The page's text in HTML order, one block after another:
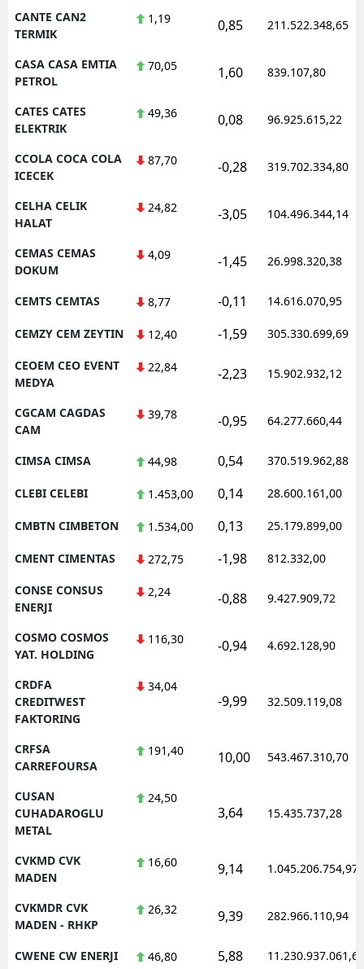
CANTE CAN2
TERMIK
1,19 0,85 211.522.348,65
CASA CASA EMTIA
PETROL
70,05 1,60 839.107,80
CATES CATES
ELEKTRIK
49,36 0,08 96.925.615,22
CCOLA COCA COLA
ICECEK
87,70 -0,28 319.702.334,80
CELHA CELIK
HALAT
24,82 -3,05 104.496.344,14
CEMAS CEMAS
DOKUM
4,09 -1,45 26.998.320,38
CEMTS CEMTAS 8,77 -0,11 14.616.070,95
CEMZY CEM ZEYTIN 12,40 -1,59 305.330.699,69
CEOEM CEO EVENT
MEDYA
22,84 -2,23 15.902.932,12
CGCAM CAGDAS
CAM
39,78 -0,95 64.277.660,44
CIMSA CIMSA 44,98 0,54 370.519.962,88
CLEBI CELEBI 1.453,00 0,14 28.600.161,00
CMBTN CIMBETON 1.534,00 0,13 25.179.899,00
CMENT CIMENTAS 272,75 -1,98 812.332,00
CONSE CONSUS
ENERJI
2,24 -0,88 9.427.909,72
COSMO COSMOS
YAT. HOLDING
116,30 -0,94 4.692.128,90
CRDFA
CREDITWEST
FAKTORING
34,04
-9,99 32.509.119,08
CRFSA
CARREFOURSA
191,40 10,00 543.467.310,70
CUSAN
CUHADAROGLU
METAL
24,50
3,64 15.435.737,28
CVKMD CVK
MADEN
16,60 9,14 1.045.206.754,97
CVKMDR CVK
MADEN - RHKP
26,32 9,39 282.966.110,94
CWENE CW ENERJI 46,80 5,88 11.230.937.061,62